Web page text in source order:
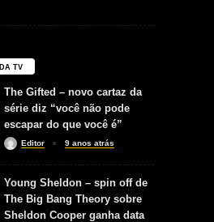
TV
The Gifted – novo cartaz da
série diz “você não pode
escapar do que você é”
Editor 9 anos atrás
Young Sheldon – spin off de
The Big Bang Theory sobre
Sheldon Cooper ganha data